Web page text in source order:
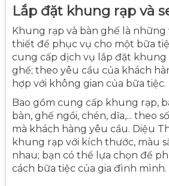
Lắp đặt khung rạp và
Khung rạp và bàn ghế là những
thiết để phục vụ cho một bữa
cung cấp dịch vụ lắp đặt khung
ghế; theo yêu cầu của khách
hợp với không gian của bữa tiệc.
Bao gồm cung cấp khung rạp,
bàn, ghế ngồi, chén, dĩa,... theo
mà khách hàng yêu cầu. Diệu
khung rạp với kích thước, màu
nhau; bạn có thể lựa chọn để
cách bữa tiệc của gia đình mình.